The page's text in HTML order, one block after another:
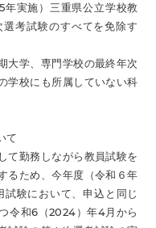
実施）三重県公立学校教
考試験のすべてを免除す
大学、専門学校の最終年次
学校にも所属していない科
て
て勤務しながら教員試験を
るため、今年度（令和６年
験において、申込と同じ
令和6（2024）年4月から